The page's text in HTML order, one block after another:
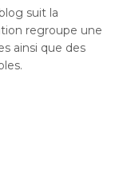
suit la
regroupe une
ainsi que des